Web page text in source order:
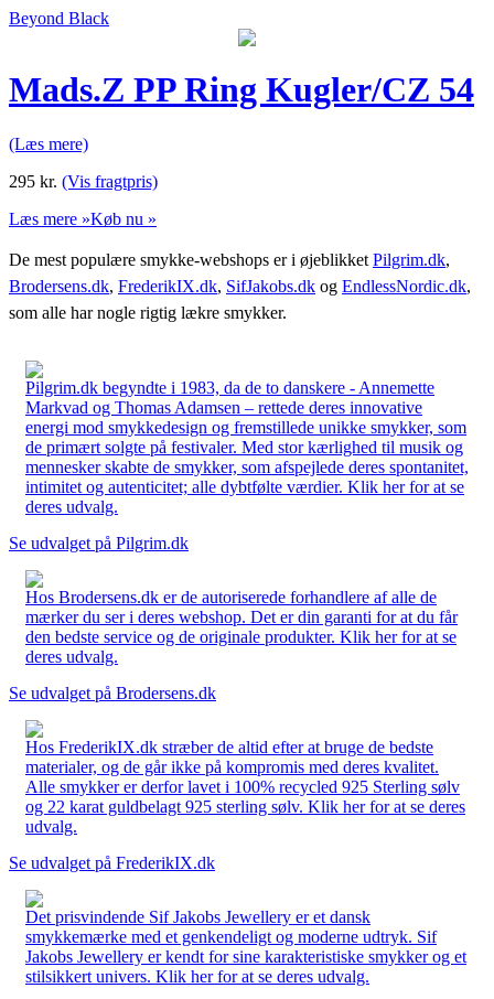
Beyond Black
Mads.Z PP Ring Kugler/CZ 54
(Læs mere)
295 kr. (Vis fragtpris)
Læs mere »Køb nu »
De mest populære smykke-webshops er i øjeblikket Pilgrim.dk,
Brodersens.dk, FrederikIX.dk, SifJakobs.dk og EndlessNordic.dk,
som alle har nogle rigtig lækre smykker.
Pilgrim.dk begyndte i 1983, da de to danskere - Annemette
Markvad og Thomas Adamsen – rettede deres innovative
energi mod smykkedesign og fremstillede unikke smykker, som
de primært solgte på festivaler. Med stor kærlighed til musik og
mennesker skabte de smykker, som afspejlede deres spontanitet,
intimitet og autenticitet; alle dybtfølte værdier. Klik her for at se
deres udvalg.
Se udvalget på Pilgrim.dk
Hos Brodersens.dk er de autoriserede forhandlere af alle de
mærker du ser i deres webshop. Det er din garanti for at du får
den bedste service og de originale produkter. Klik her for at se
deres udvalg.
Se udvalget på Brodersens.dk
Hos FrederikIX.dk stræber de altid efter at bruge de bedste
materialer, og de går ikke på kompromis med deres kvalitet.
Alle smykker er derfor lavet i 100% recycled 925 Sterling sølv
og 22 karat guldbelagt 925 sterling sølv. Klik her for at se deres
udvalg.
Se udvalget på FrederikIX.dk
Det prisvindende Sif Jakobs Jewellery er et dansk
smykkemærke med et genkendeligt og moderne udtryk. Sif
Jakobs Jewellery er kendt for sine karakteristiske smykker og et
stilsikkert univers. Klik her for at se deres udvalg.